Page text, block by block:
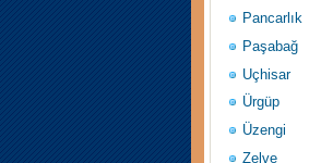
Pancarlık
Paşabağ
Uçhisar
Ürgüp
Üzengi
Zelve